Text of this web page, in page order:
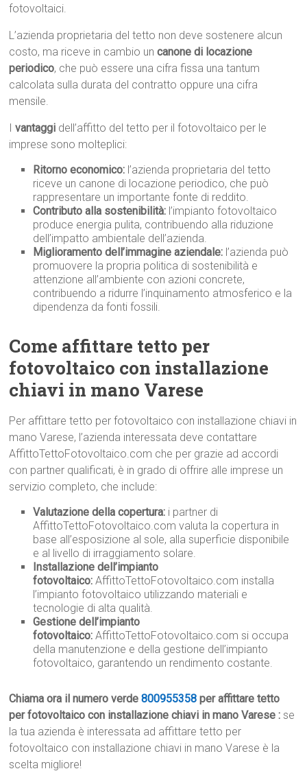
fotovoltaici.
L’azienda proprietaria del tetto non deve sostenere alcun
costo, ma riceve in cambio uncanone di locazione
periodico, che può essere una cifra fissa una tantum
calcolata sulla durata del contratto oppure una cifra
mensile.
Ivantaggi dell’affitto del tetto per il fotovoltaico per le
imprese sono molteplici:
Ritorno economico: l’azienda proprietaria del tetto
riceve un canone di locazione periodico, che può
rappresentare un importante fonte di reddito.
Contributo alla sostenibilità: l’impianto fotovoltaico
produce energia pulita, contribuendo alla riduzione
dell’impatto ambientale dell’azienda.
Miglioramento dell’immagine aziendale: l’azienda può
promuovere la propria politica di sostenibilità e
attenzione all’ambiente con azioni concrete,
contribuendo a ridurre l’inquinamento atmosferico e la
dipendenza da fonti fossili.
Come affittare tetto per
fotovoltaico con installazione
chiavi in mano Varese
Per affittare tetto per fotovoltaico con installazione chiavi in
mano Varese, l’azienda interessata deve contattare
AffittoTettoFotovoltaico.com che per grazie ad accordi
con partner qualificati, è in grado di offrire alle imprese un
servizio completo, che include:
Valutazione della copertura: i partner di
AffittoTettoFotovoltaico.com valuta la copertura in
base all’esposizione al sole, alla superficie disponibile
e al livello di irraggiamento solare.
Installazione dell’impianto
fotovoltaico: AffittoTettoFotovoltaico.com installa
l’impianto fotovoltaico utilizzando materiali e
tecnologie di alta qualità.
Gestione dell’impianto
fotovoltaico: AffittoTettoFotovoltaico.com si occupa
della manutenzione e della gestione dell’impianto
fotovoltaico, garantendo un rendimento costante.
Chiama ora il numero verde800955358 per affittare tetto
per fotovoltaico con installazione chiavi in mano Varese : se
la tua azienda è interessata ad affittare tetto per
fotovoltaico con installazione chiavi in mano Varese è la
scelta migliore!